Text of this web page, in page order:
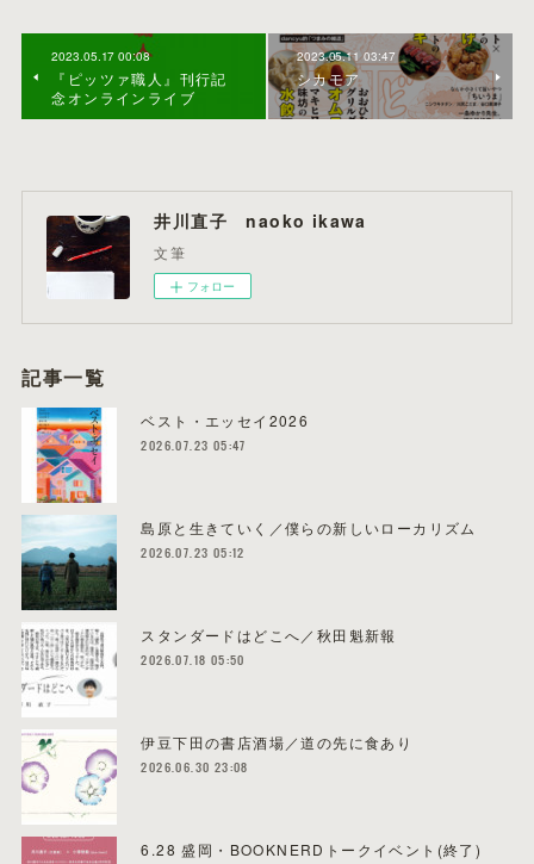
2023.05.17 00:08
『ピッツァ職人』刊行記
念オンラインライブ
2023.05.11 03:47
シカモア
井川直子 naoko ikawa
文筆
フォロー
記事一覧
ベスト・エッセイ2026
2026.07.23 05:47
島原と生きていく／僕らの新しいローカリズム
2026.07.23 05:12
スタンダードはどこへ／秋田魁新報
2026.07.18 05:50
伊豆下田の書店酒場／道の先に食あり
2026.06.30 23:08
6.28 盛岡・BOOKNERDトークイベント(終了)